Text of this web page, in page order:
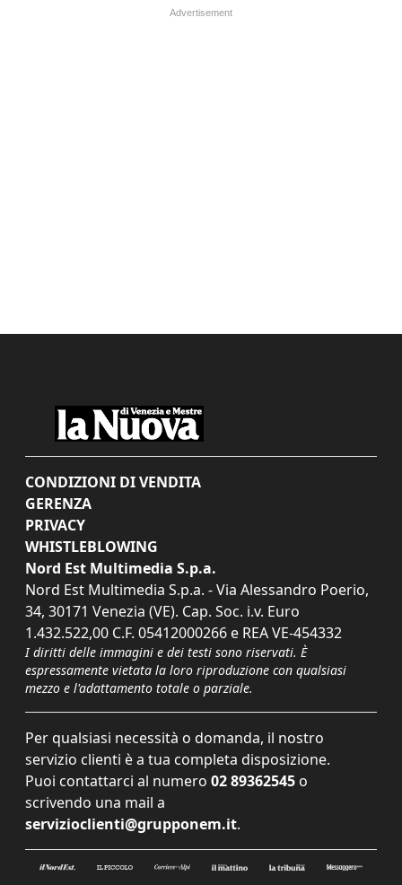
CONDIZIONI DI VENDITA
GERENZA
PRIVACY
WHISTLEBLOWING
Nord Est Multimedia S.p.a.
Nord Est Multimedia S.p.a. - Via Alessandro Poerio,
34, 30171 Venezia (VE). Cap. Soc. i.v. Euro
1.432.522,00 C.F. 05412000266 e REA VE-454332
I diritti delle immagini e dei testi sono riservati. È
espressamente vietata la loro riproduzione con qualsiasi
mezzo e l'adattamento totale o parziale.
Per qualsiasi necessità o domanda, il nostro
servizio clienti è a tua completa disposizione.
Puoi contattarci al numero 02 89362545 o
scrivendo una mail a
servizioclienti@grupponem.it.